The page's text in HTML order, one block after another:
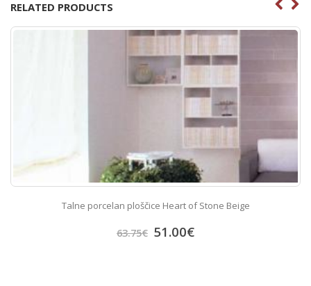
RELATED PRODUCTS
Talne porcelan ploščice Heart of Stone Beige
63.75€ 51.00€